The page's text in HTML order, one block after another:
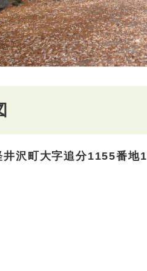
井沢町大字追分1155番地1